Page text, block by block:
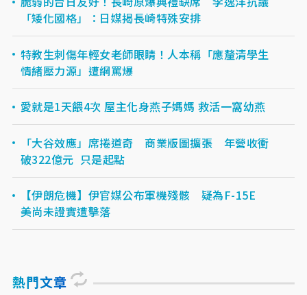
「矮化國格」：日媒揭長崎特殊安排
特教生刺傷年輕女老師眼睛！人本稱「應釐清學生
情緒壓力源」遭網罵爆
愛就是1天餵4次 屋主化身燕子媽媽 救活一窩幼燕
「大谷效應」席捲道奇 商業版圖擴張 年營收衝
破322億元 只是起點
【伊朗危機】伊官媒公布軍機殘骸 疑為F-15E
美尚未證實遭擊落
熱門文章